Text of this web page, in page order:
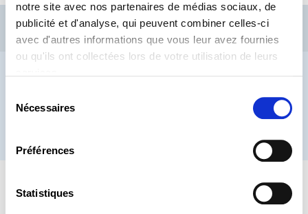
notre site avec nos partenaires de médias sociaux, de
publicité et d'analyse, qui peuvent combiner celles-ci
avec d'autres informations que vous leur avez fournies
ou qu'ils ont collectées lors de votre utilisation de leurs
Nécessaires
Préférences
Statistiques
CSL LLLC
CEFOS
Contact
Jobs Inscription Newsletters